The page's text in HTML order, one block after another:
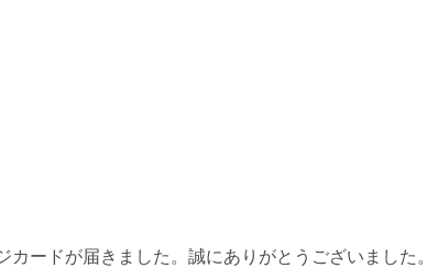
ードが届きました。誠にありがとうございました。